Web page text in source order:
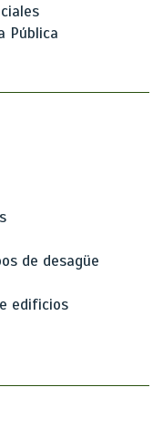
Pública
de desagüe
edificios